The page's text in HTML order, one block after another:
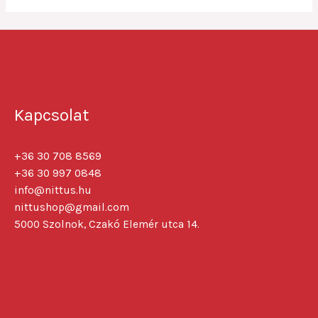
Kapcsolat
+36 30 708 8569
+36 30 997 0848
info@nittus.hu
nittushop@gmail.com
5000 Szolnok, Czakó Elemér utca 14.